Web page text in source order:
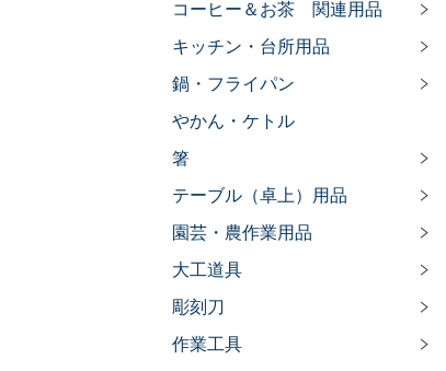
コーヒー＆お茶 関連用品
キッチン・台所用品
鍋・フライパン
やかん・ケトル
箸
テーブル（卓上）用品
園芸・農作業用品
大工道具
彫刻刀
作業工具